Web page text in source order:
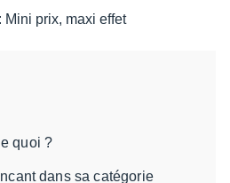
quoi ?
dans sa catégorie